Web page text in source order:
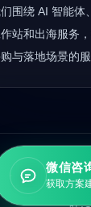
围绕 AI 智能体
站和出海服务
与落地场景的服
微信咨
获取方案